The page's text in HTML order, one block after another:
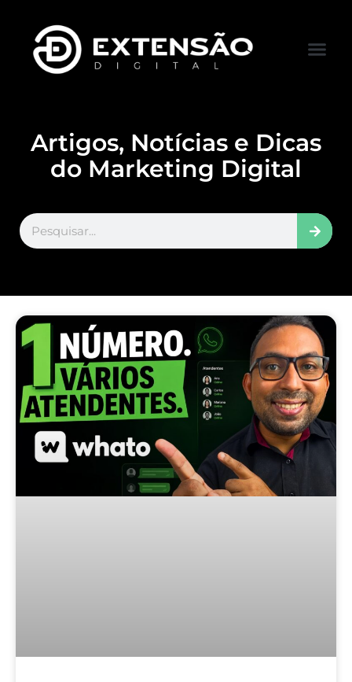
Artigos, Notícias e Dicas
do Marketing Digital